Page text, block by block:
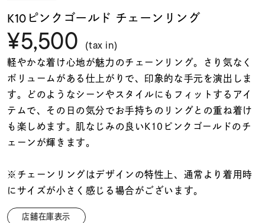
ファッションテイス
ト
着用シーン
コレクション
リングサイズ
メンズ
K10ピンクゴールド チェーンリング
¥5,500 (tax in)
軽やかな着け心地が魅力のチェーンリング。さり気なく
ボリュームがある仕上がりで、印象的な手元を演出しま
す。どのようなシーンやスタイルにもフィットするアイ
テムで、その日の気分でお手持ちのリングとの重ね着け
も楽しめます。肌なじみの良いK10ピンクゴールドのチ
ェーンが輝きます。
※チェーンリングはデザインの特性上、通常より着用時
にサイズが小さく感じる場合がございます。
店舗在庫表示